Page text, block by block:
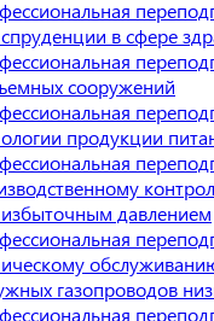
в сфере
сооружений
продукции
давлением
газопроводов